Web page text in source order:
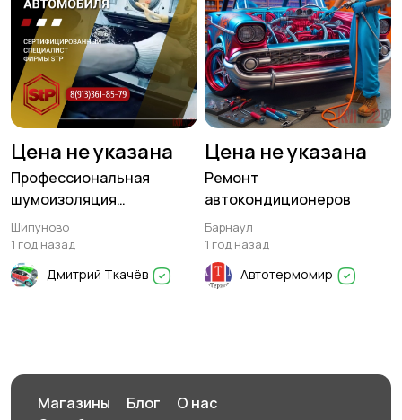
Цена не указана
Профессиональная
шумоизоляция
автомобиля фирмы STP в
Шипуново
Шипуново
1 год назад
Дмитрий Ткачёв
Цена не указана
Ремонт
автокондиционеров
Барнаул
1 год назад
Автотермомир
Магазины Блог
О нас